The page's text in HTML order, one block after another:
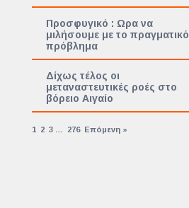
Προσφυγικό : Ωρα να
μιλήσουμε με το πραγματικό
πρόβλημα
Δίχως τέλος οι
μεταναστευτικές ροές στο
βόρειο Αιγαίο
1 2 3 276 Επόμενη »